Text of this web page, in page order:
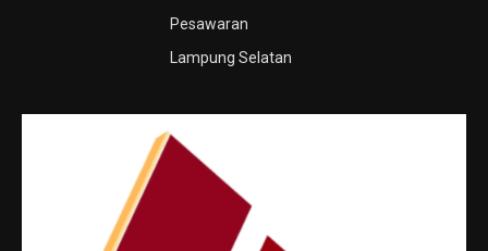
Pesawaran
Lampung Selatan